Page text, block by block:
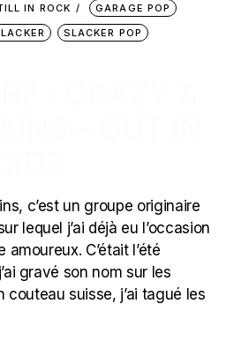
IN ROCK
GARAGE POP
SLACKER POP
c’est un groupe originaire
lequel j’ai déjà eu l’occasion
amoureux. C’était l’été
gravé son nom sur les
couteau suisse, j’ai tagué les